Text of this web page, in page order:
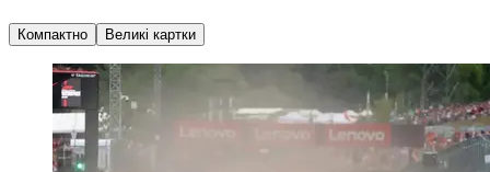
Компактно Великі картки